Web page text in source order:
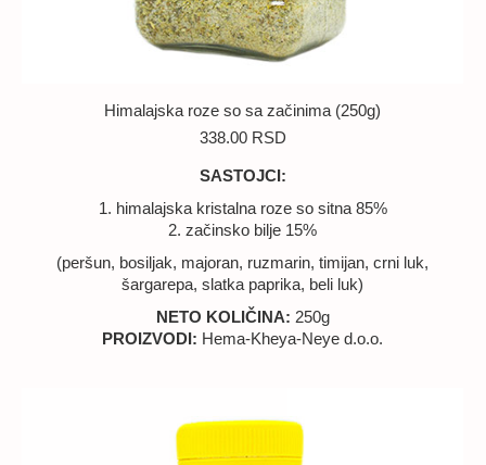
Himalajska roze so sa začinima (250g)
338.00 RSD
SASTOJCI:
1. himalajska kristalna roze so sitna 85%
2. začinsko bilje 15%
(peršun, bosiljak, majoran, ruzmarin, timijan, crni luk,
šargarepa, slatka paprika, beli luk)
NETO KOLIČINA: 250g
PROIZVODI: Hema-Kheya-Neye d.o.o.